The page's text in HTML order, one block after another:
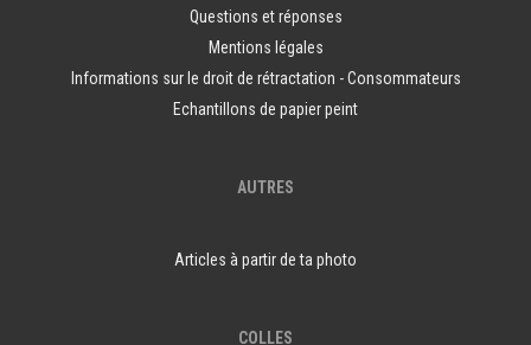
Questions et réponses
Mentions légales
Informations sur le droit de rétractation - Consommateurs
Echantillons de papier peint
AUTRES
Articles à partir de ta photo
COLLES